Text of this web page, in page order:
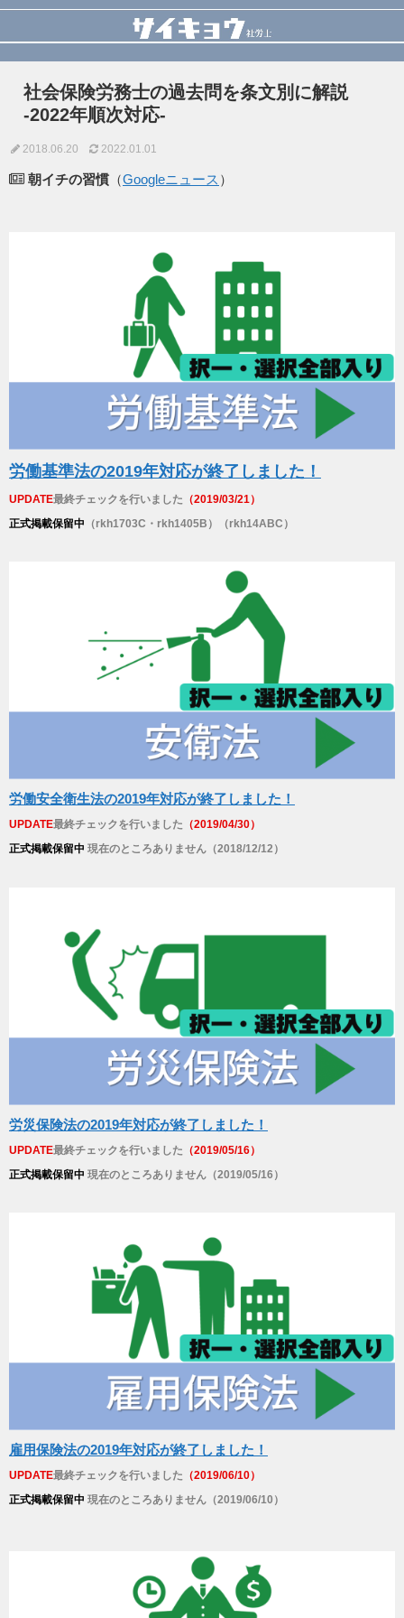
社会保険労務士の過去問を条文別に解説
-2022年順次対応-
2018.06.20 2022.01.01
朝イチの習慣 （Googleニュース ）
労働基準法の2019年対応が終了しました！
UPDATE最終チェックを行いました （2019/03/21）
正式掲載保留中 （rkh1703C・rkh1405B）（rkh14ABC）
労働安全衛生法の2019年対応が終了しました！
UPDATE最終チェックを行いました （2019/04/30）
正式掲載保留中 現在のところありません（2018/12/12）
労災保険法の2019年対応が終了しました！
UPDATE最終チェックを行いました （2019/05/16）
正式掲載保留中 現在のところありません（2019/05/16）
雇用保険法の2019年対応が終了しました！
UPDATE最終チェックを行いました （2019/06/10）
正式掲載保留中 現在のところありません（2019/06/10）